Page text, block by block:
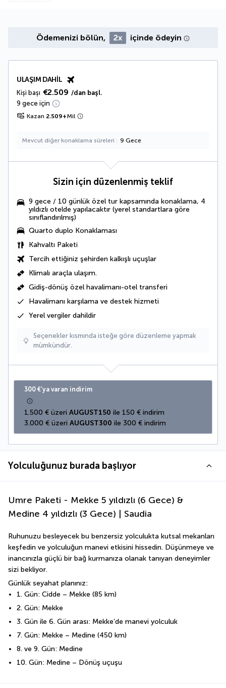
Ödemenizi bölün, 2x içinde ödeyin
ULAŞIM DAHIL
Kişi başı €2.509 /dan başl.
9 gece için
Kazan 2.509+Mil
Mevcut diğer konaklama süreleri 9 Gece
Sizin için düzenlenmiş teklif
9 gece / 10 günlük özel tur kapsamında konaklama, 4
yıldızlı otelde yapılacaktır (yerel standartlara göre
sınıflandırılmış)
Quarto duplo Konaklaması
Kahvaltı Paketi
Tercih ettiğiniz şehirden kalkışlı uçuşlar
Klimalı araçla ulaşım.
Gidiş-dönüş özel havalimanı-otel transferi
Havalimanı karşılama ve destek hizmeti
Yerel vergiler dahildir
Seçenekler kısmında isteğe göre düzenleme yapmak
mümkündür.
300 €’ya varan indirim
1.500 € üzeri AUGUST150 ile 150 € indirim
3.000 € üzeri AUGUST300 ile 300 € indirim
Yolculuğunuz burada başlıyor
Umre Paketi - Mekke 5 yıldızlı (6 Gece) &
Medine 4 yıldızlı (3 Gece) | Saudia
Ruhunuzu besleyecek bu benzersiz yolculukta kutsal mekanları
keşfedin ve yolculuğun manevi etkisini hissedin. Düşünmeye ve
inancınızla güçlü bir bağ kurmanıza olanak tanıyan deneyimler
sizi bekliyor.
Günlük seyahat planınız:
1. Gün: Cidde – Mekke (85 km)
2. Gün: Mekke
3. Gün ile 6. Gün arası: Mekke’de manevi yolculuk
7. Gün: Mekke – Medine (450 km)
8. ve 9. Gün: Medine
10. Gün: Medine – Dönüş uçuşu